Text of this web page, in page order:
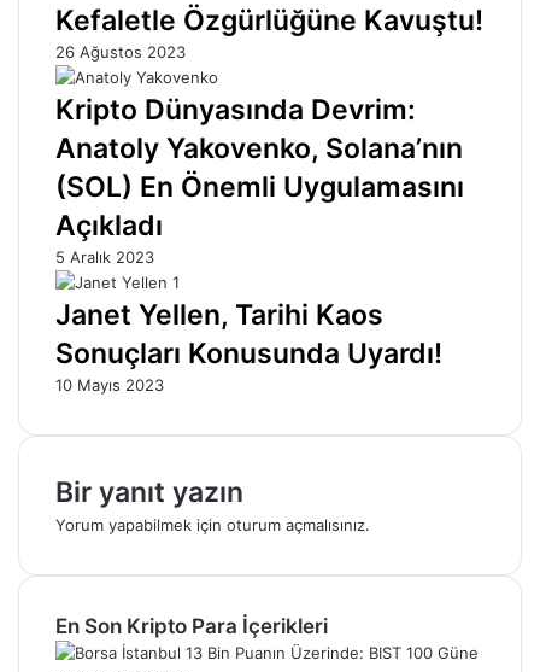
Kefaletle Özgürlüğüne Kavuştu!
26 Ağustos 2023
Kripto Dünyasında Devrim:
Anatoly Yakovenko, Solana’nın
(SOL) En Önemli Uygulamasını
Açıkladı
5 Aralık 2023
Janet Yellen, Tarihi Kaos
Sonuçları Konusunda Uyardı!
10 Mayıs 2023
Bir yanıt yazın
Yorum yapabilmek için oturum açmalısınız.
En Son Kripto Para İçerikleri